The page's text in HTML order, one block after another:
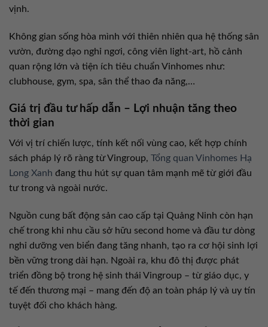
vịnh.
Không gian sống hòa mình với thiên nhiên qua hệ thống sân
vườn, đường dạo nghỉ ngơi, công viên light-art, hồ cảnh
quan rộng lớn và tiện ích tiêu chuẩn Vinhomes như:
clubhouse, gym, spa, sân thể thao đa năng,…
Giá trị đầu tư hấp dẫn – Lợi nhuận tăng theo
thời gian
Với vị trí chiến lược, tính kết nối vùng cao, kết hợp chính
sách pháp lý rõ ràng từ Vingroup, Tổng quan Vinhomes Hạ
Long Xanh đang thu hút sự quan tâm mạnh mẽ từ giới đầu
tư trong và ngoài nước.
Nguồn cung bất động sản cao cấp tại Quảng Ninh còn hạn
chế trong khi nhu cầu sở hữu second home và đầu tư dòng
nghỉ dưỡng ven biển đang tăng nhanh, tạo ra cơ hội sinh lợi
bền vững trong dài hạn. Ngoài ra, khu đô thị được phát
triển đồng bộ trong hệ sinh thái Vingroup – từ giáo dục, y
tế đến thương mại – mang đến độ an toàn pháp lý và uy tín
tuyệt đối cho khách hàng.